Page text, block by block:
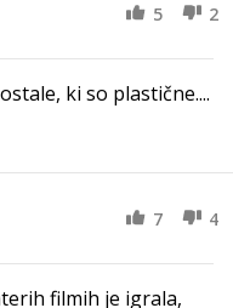
5 2
ki so plastične....
7 4
filmih je igrala,